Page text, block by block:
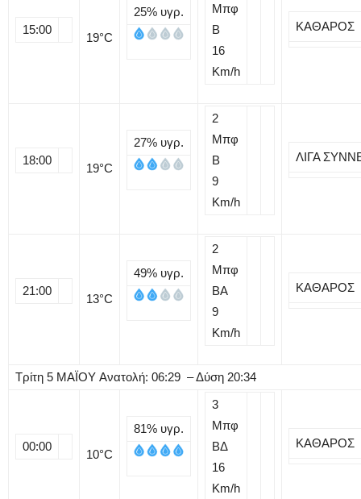
15:00
19°C
25% υγρ.
Μπφ
B
16
Km/h
ΚΑΘΑΡΟΣ
18:00
19°C
27% υγρ.
2
Μπφ
B
9
Km/h
ΛΙΓΑ
21:00
13°C
49% υγρ.
2
Μπφ
BA
9
Km/h
ΚΑΘΑΡΟΣ
Τρίτη 5 ΜΑΪΟΥ Ανατολή: 06:29 – Δύση 20:34
00:00
10°C
81% υγρ.
3
Μπφ
ΒΔ
16
Km/h
ΚΑΘΑΡΟΣ